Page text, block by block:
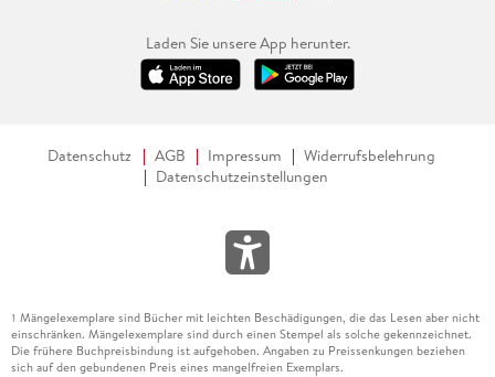
Laden Sie unsere App herunter.
Datenschutz AGB Impressum
Widerrufsbelehrung
Datenschutzeinstellungen
1 Mängelexemplare sind Bücher mit leichten Beschädigungen, die das Lesen aber nicht
einschränken. Mängelexemplare sind durch einen Stempel als solche gekennzeichnet.
Die frühere Buchpreisbindung ist aufgehoben. Angaben zu Preissenkungen beziehen
sich auf den gebundenen Preis eines mangelfreien Exemplars.